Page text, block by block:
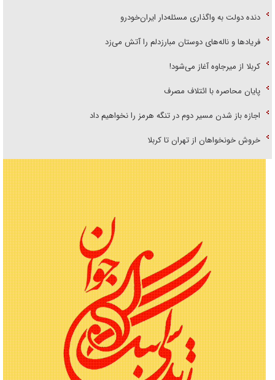
دنده دولت به واگذاری مسئله‌دار ایران‌خودرو
فریاد‌ها و ناله‌های دوستان مبارزدلم را آتش می‌زد
کربلا از میرجاوه آغاز می‌شود!
پایان محاصره با ائتلاف مصرف
اجازه باز شدن مسیر دوم در تنگه هرمز را نخواهیم داد
خروش خونخواهان از تهران تا کربلا